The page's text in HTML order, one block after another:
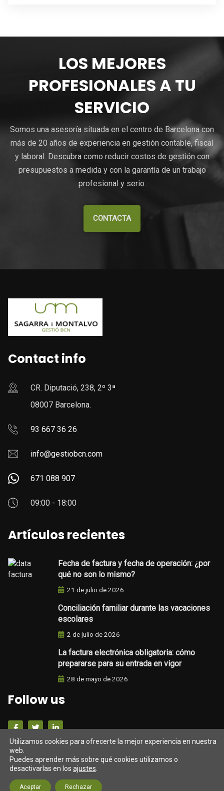
LOS MEJORES
PROFESIONALES A TU
SERVICIO
Somos una asesoría situada en el centro de Barcelona con
más de 20 años de experiencia en gestión contable, fiscal
y laboral. Descubra como reducir costos de gestión con
presupuestos a medida y con la garantía de un trabajo
profesional y serio.
CONTACTA
Contact info
CR. Diputació, 238, 2º 3ª
08007 Barcelona.
93 667 36 26
info@gestiobcn.com
671 088 907
09:00 - 18:00
Artículos recientes
Fecha de factura y fecha de operación: ¿por
qué no son lo mismo?
21 de julio de 2026
Conciliación familiar durante las vacaciones
escolares
2 de julio de 2026
La factura electrónica obligatoria: cómo
prepararse para su entrada en vigor
28 de mayo de 2026
Follow us
Darrers tweets
Tweets from https://twitter.com/twitter/lists/official-
twitter-accts
Utilizamos cookies para ofrecerte la mejor experiencia en nuestra
web.
Puedes aprender más sobre qué cookies utilizamos o
desactivarlas en los ajustes
Aceptar Rechazar